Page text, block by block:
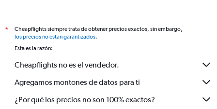
*
Cheapflights siempre trata de obtener precios exactos, sin embargo,
los precios no están garantizados.
Esta es la razón:
Cheapflights no es el vendedor.
Agregamos montones de datos para ti
¿Por qué los precios no son 100% exactos?